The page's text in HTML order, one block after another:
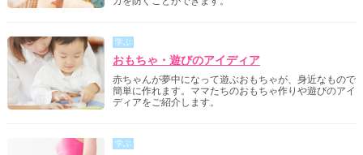
学ぶ
おもちゃ・遊びのアイディア
赤ちゃんが夢中になって遊ぶおもちゃが、身近なもので
簡単に作れます。ママたちのおもちゃ作りや遊びのアイ
ディアをご紹介します。
学ぶ